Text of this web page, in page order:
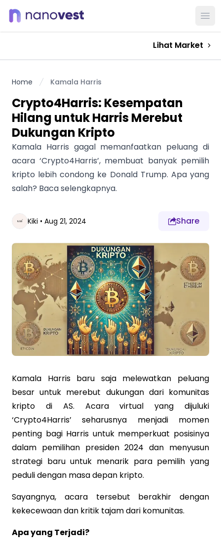
Lihat Market
Home Kamala Harris
Crypto4Harris: Kesempatan
Hilang untuk Harris Merebut
Dukungan Kripto
Kamala Harris gagal memanfaatkan peluang di
acara ‘Crypto4Harris’, membuat banyak pemilih
kripto lebih condong ke Donald Trump. Apa yang
salah? Baca selengkapnya.
Kiki • Aug 21, 2024 Share
Kamala Harris baru saja melewatkan peluang
besar untuk merebut dukungan dari komunitas
kripto di AS. Acara virtual yang dijuluki
‘Crypto4Harris’ seharusnya menjadi momen
penting bagi Harris untuk memperkuat posisinya
dalam pemilihan presiden 2024 dan menyusun
strategi baru untuk menarik para pemilih yang
peduli dengan masa depan kripto.
Sayangnya, acara tersebut berakhir dengan
kekecewaan dan kritik tajam dari komunitas.
Apa yang Terjadi?